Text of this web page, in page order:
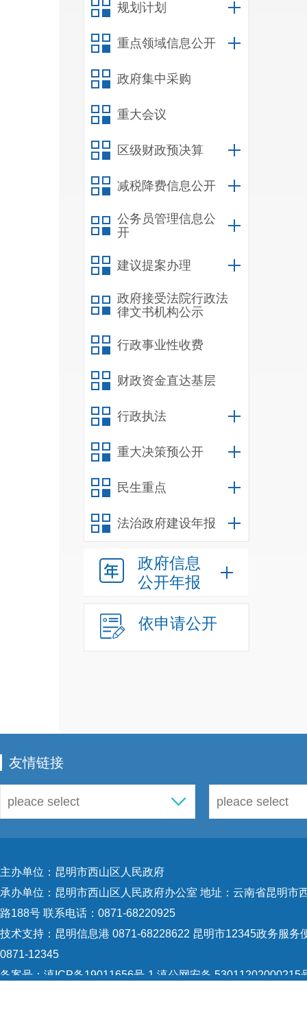
规划计划
重点领域信息公开
政府集中采购
重大会议
区级财政预决算
减税降费信息公开
公务员管理信息公
开
建议提案办理
政府接受法院行政法
律文书机构公示
行政事业性收费
财政资金直达基层
行政执法
重大决策预公开
民生重点
法治政府建设年报
政府信息
公开年报
依申请公开
友情链接
主办单位：昆明市西山区人民政府
承办单位：昆明市西山区人民政府办公室 地址：云南省昆明市
路188号 联系电话：0871-68220925
技术支持： 昆明信息港 0871-68228622 昆明市12345政务服务
0871-12345
备案号： 滇ICP备19011656号-1 滇公网安备 53011202000215